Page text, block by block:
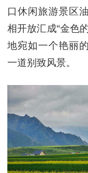
口休闲旅游景区
相开放汇成“金色
地宛如一个艳丽
一道别致风景。